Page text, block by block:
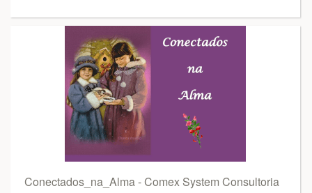
Conectados_na_Alma - Comex System Consultoria